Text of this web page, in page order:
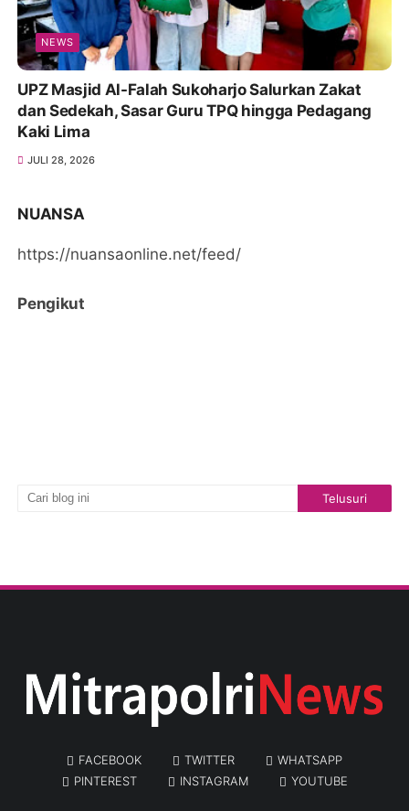
NEWS
UPZ Masjid Al-Falah Sukoharjo Salurkan Zakat
dan Sedekah, Sasar Guru TPQ hingga Pedagang
Kaki Lima
JULI 28, 2026
NUANSA
https://nuansaonline.net/feed/
Pengikut
FACEBOOK TWITTER
WHATSAPP
PINTEREST
INSTAGRAM YOUTUBE